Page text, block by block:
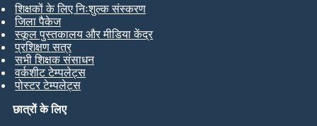
छात्रों के लिए
शिक्षकों के लिए निःशुल्क संस्करण
जिला पैकेज
स्कूल पुस्तकालय और मीडिया केंद्र
प्रशिक्षण सत्र
सभी शिक्षक संसाधन
वर्कशीट टेम्पलेट्स
पोस्टर टेम्पलेट्स